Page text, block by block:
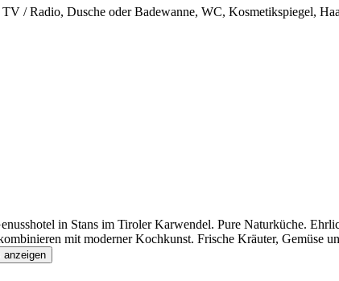
/ Radio, Dusche oder Badewanne, WC, Kosmetikspiegel,
in Stans im Tiroler Karwendel. Pure Naturküche.
mit moderner Kochkunst. Frische Kräuter, Gemüse
anzeigen